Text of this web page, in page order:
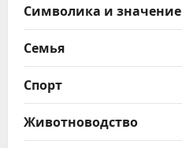
Символика и значение
Семья
Спорт
Животноводство